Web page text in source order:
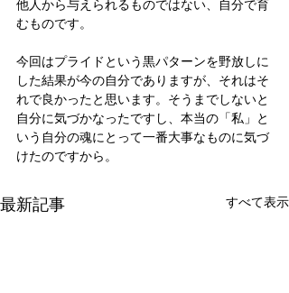
他人から与えられるものではない、自分で育
むものです。
今回はプライドという黒パターンを野放しに
した結果が今の自分でありますが、それはそ
れで良かったと思います。そうまでしないと
自分に気づかなったですし、本当の「私」と
いう自分の魂にとって一番大事なものに気づ
けたのですから。
最新記事 すべて表示